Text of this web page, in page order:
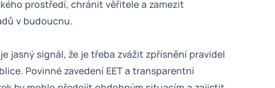
prostředí, chránit věřitele a zamezit
v budoucnu.
jasný signál, že je třeba zvážit zpřísnění pravidel
Povinné zavedení EET a transparentní